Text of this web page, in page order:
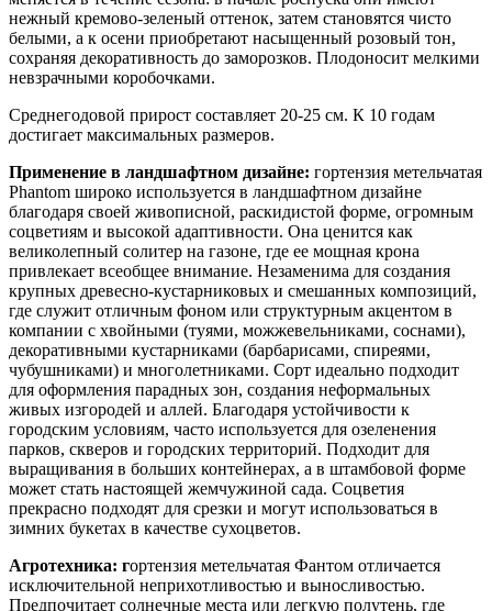
нежный кремово-зеленый оттенок, затем становятся чисто
белыми, а к осени приобретают насыщенный розовый тон,
сохраняя декоративность до заморозков. Плодоносит мелкими
невзрачными коробочками.
Среднегодовой прирост составляет 20-25 см. К 10 годам
достигает максимальных размеров.
Применение в ландшафтном дизайне: гортензия метельчатая
Phantom широко используется в ландшафтном дизайне
благодаря своей живописной, раскидистой форме, огромным
соцветиям и высокой адаптивности. Она ценится как
великолепный солитер на газоне, где ее мощная крона
привлекает всеобщее внимание. Незаменима для создания
крупных древесно-кустарниковых и смешанных композиций,
где служит отличным фоном или структурным акцентом в
компании с хвойными (туями, можжевельниками, соснами),
декоративными кустарниками (барбарисами, спиреями,
чубушниками) и многолетниками. Сорт идеально подходит
для оформления парадных зон, создания неформальных
живых изгородей и аллей. Благодаря устойчивости к
городским условиям, часто используется для озеленения
парков, скверов и городских территорий. Подходит для
выращивания в больших контейнерах, а в штамбовой форме
может стать настоящей жемчужиной сада. Соцветия
прекрасно подходят для срезки и могут использоваться в
зимних букетах в качестве сухоцветов.
Агротехника: гортензия метельчатая Фантом отличается
исключительной неприхотливостью и выносливостью.
Предпочитает солнечные места или легкую полутень, где